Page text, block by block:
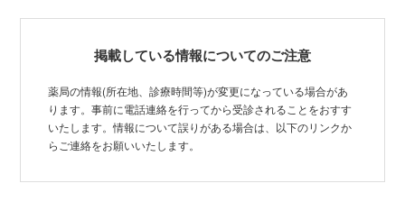
掲載している情報についてのご注意
薬局の情報(所在地、診療時間等)が変更になっている場合があ
ります。事前に電話連絡を行ってから受診されることをおすす
いたします。情報について誤りがある場合は、以下のリンクか
らご連絡をお願いいたします。